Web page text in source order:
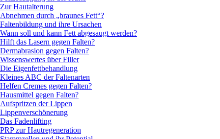
Zur Hautalterung
Abnehmen durch „braunes Fett“?
Faltenbildung und ihre Ursachen
Wann soll und kann Fett abgesaugt werden?
Hilft das Lasern gegen Falten?
Dermabrasion gegen Falten?
Wissenswertes über Filler
Die Eigenfettbehandlung
Kleines ABC der Faltenarten
Helfen Cremes gegen Falten?
Hausmittel gegen Falten?
Aufspritzen der Lippen
Lippenverschönerung
Das Fadenlifting
PRP zur Hautregeneration